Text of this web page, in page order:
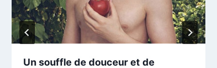
Un souffle de douceur et de